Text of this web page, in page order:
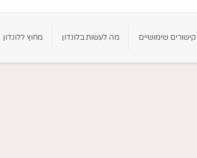
מחוץ ללונדון מה לעשות בלונדון קישורים שימושיים